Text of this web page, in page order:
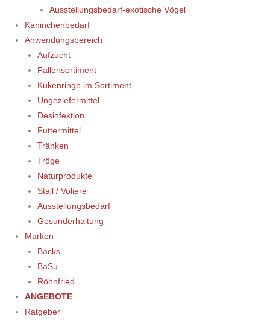
Ausstellungsbedarf-exotische Vögel
Kaninchenbedarf
Anwendungsbereich
Aufzucht
Fallensortiment
Kükenringe im Sortiment
Ungeziefermittel
Desinfektion
Futtermittel
Tränken
Tröge
Naturprodukte
Stall / Voliere
Ausstellungsbedarf
Gesunderhaltung
Marken
Backs
BaSu
Röhnfried
ANGEBOTE
Ratgeber